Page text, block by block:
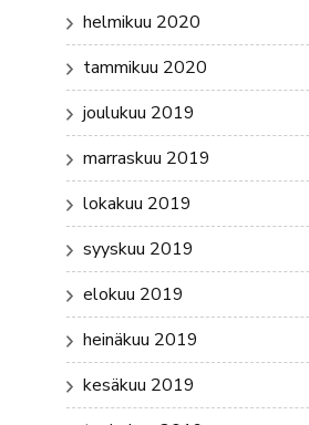
helmikuu 2020
tammikuu 2020
joulukuu 2019
marraskuu 2019
lokakuu 2019
syyskuu 2019
elokuu 2019
heinäkuu 2019
kesäkuu 2019